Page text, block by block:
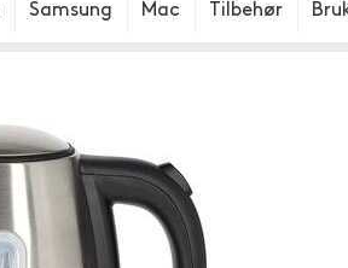
Samsung Mac Tilbehør